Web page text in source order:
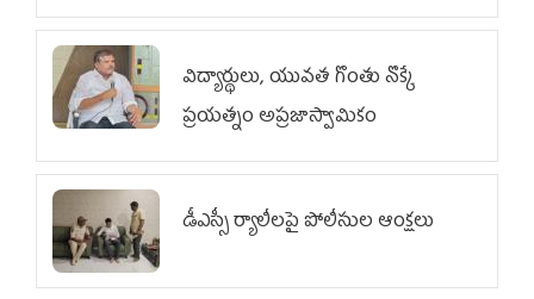
విద్యార్థులు, యువత గొంతు నొక్కే
ప్రయత్నం అప్రజాస్వామికం
డీఎస్సీ ర్యాలీలపై పోలీసుల ఆంక్షలు